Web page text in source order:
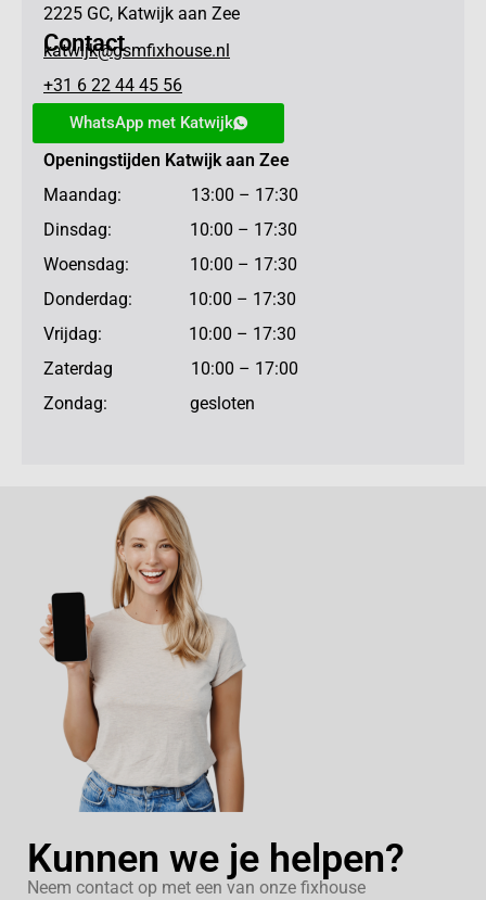
2225 GC, Katwijk aan Zee
Contact
katwijk@gsmfixhouse.nl
+31 6 22 44 45 56
WhatsApp met Katwijk
Openingstijden Katwijk aan Zee
Maandag: 13:00 – 17:30
Dinsdag: 10:00 – 17:30
Woensdag: 10:00 – 17:30
Donderdag: 10:00 – 17:30
Vrijdag: 10:00 – 17:30
Zaterdag 10:00 – 17:00
Zondag: gesloten
Kunnen we je helpen?
Neem contact op met een van onze fixhouse